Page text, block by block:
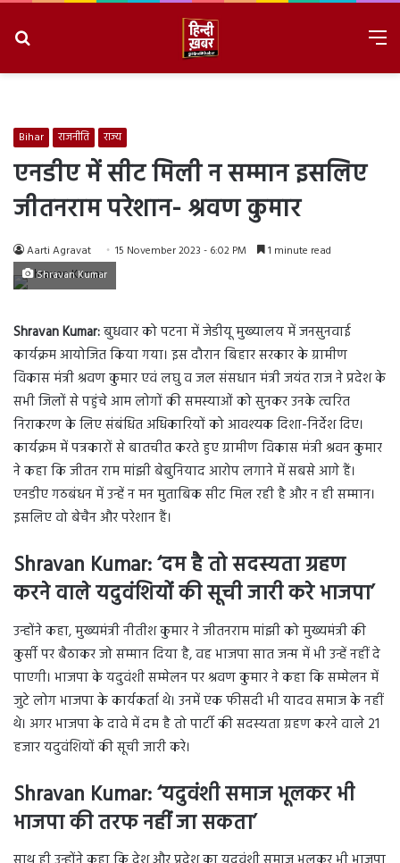
Bihar राजनीति राज्य
एनडीए में सीट मिली न सम्मान इसलिए
जीतनराम परेशान- श्रवण कुमार
Aarti Agravat 15 November 2023 - 6:02 PM 1 minute read
Shravan Kumar
Shravan Kumar:बुधवार को पटना में जेडीयू मुख्यालय में जनसुनवाई
कार्यक्रम आयोजित किया गया। इस दौरान बिहार सरकार के ग्रामीण
विकास मंत्री श्रवण कुमार एवं लघु व जल संसधान मंत्री जयंत राज ने प्रदेश के
सभी जिलों से पहुंचे आम लोगों की समस्याओं को सुनकर उनके त्वरित
निराकरण के लिए संबंधित अधिकारियों को आवश्यक दिशा-निर्देश दिए।
कार्यक्रम में पत्रकारों से बातचीत करते हुए ग्रामीण विकास मंत्री श्रवन कुमार
ने कहा कि जीतन राम मांझी बेबुनियाद आरोप लगाने में सबसे आगे हैं।
एनडीए गठबंधन में उन्हें न मन मुताबिक सीट मिल रही है और न ही सम्मान।
इसलिए वो बेचैन और परेशान हैं।
Shravan Kumar: ‘दम है तो सदस्यता ग्रहण
करने वाले यदुवंशियों की सूची जारी करे भाजपा’
उन्होंने कहा, मुख्यमंत्री नीतीश कुमार ने जीतनराम मांझी को मुख्यमंत्री की
कुर्सी पर बैठाकर जो सम्मान दिया है, वह भाजपा सात जन्म में भी उन्हें नहीं दे
पाएगी। भाजपा के यदुवंशी सम्मेलन पर श्रवण कुमार ने कहा कि सम्मेलन में
जुटे लोग भाजपा के कार्यकर्ता थे। उनमें एक फीसदी भी यादव समाज के नहीं
थे। अगर भाजपा के दावे में दम है तो पार्टी की सदस्यता ग्रहण करने वाले 21
हजार यदुवंशियों की सूची जारी करे।
Shravan Kumar: ‘यदुवंशी समाज भूलकर भी
भाजपा की तरफ नहीं जा सकता’